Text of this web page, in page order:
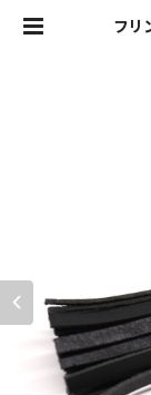
フリ